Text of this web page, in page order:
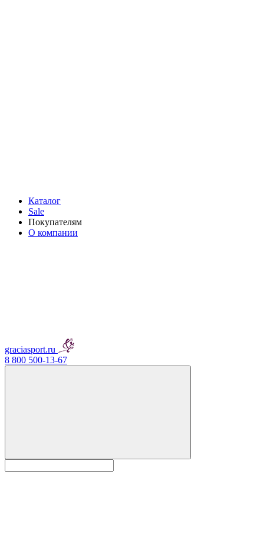
Каталог
Sale
Покупателям
О компании
graciasport.ru
8 800 500-13-67